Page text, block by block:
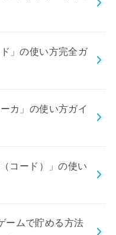
」の使い方完全ガ
カ」の使い方ガイ
コード）」の使い
ームで貯める方法